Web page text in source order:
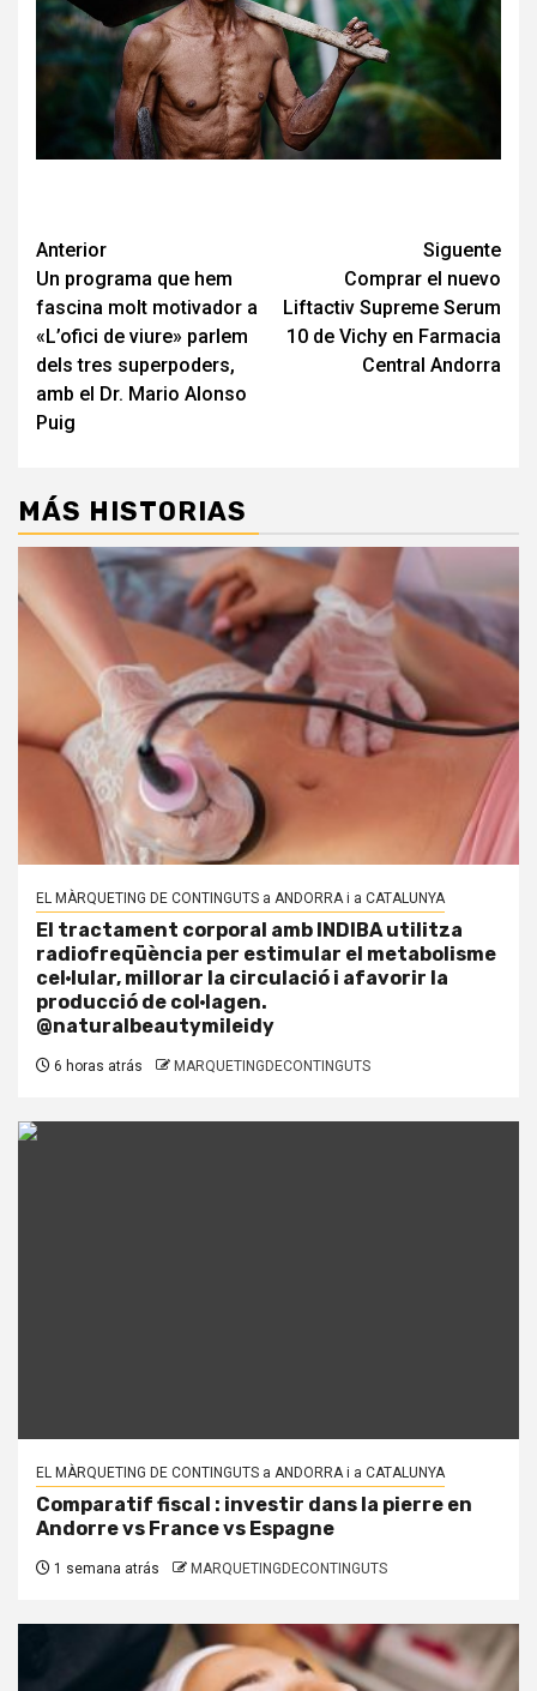
Navegación
de
entradas
Anterior
Un programa que hem
fascina molt motivador a
«L’ofici de viure» parlem
dels tres superpoders,
amb el Dr. Mario Alonso
Puig
Siguente
Comprar el nuevo
Liftactiv Supreme Serum
10 de Vichy en Farmacia
Central Andorra
MÁS HISTORIAS
EL MÀRQUETING DE CONTINGUTS a ANDORRA i a CATALUNYA
El tractament corporal amb INDIBA utilitza
radiofreqüència per estimular el metabolisme
cel·lular, millorar la circulació i afavorir la
producció de col·lagen.
@naturalbeautymileidy
6 horas atrás MARQUETINGDECONTINGUTS
EL MÀRQUETING DE CONTINGUTS a ANDORRA i a CATALUNYA
Comparatif fiscal : investir dans la pierre en
Andorre vs France vs Espagne
1 semana atrás MARQUETINGDECONTINGUTS